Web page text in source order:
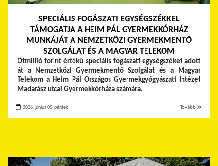
SPECIÁLIS FOGÁSZATI EGYSÉGSZÉKKEL
TÁMOGATJA A HEIM PÁL GYERMEKKÓRHÁZ
MUNKÁJÁT A NEMZETKÖZI GYERMEKMENTŐ
SZOLGÁLAT ÉS A MAGYAR TELEKOM
Ötmillió forint értékű speciális fogászati egységszéket adott
át a Nemzetközi Gyermekmentő Szolgálat és a Magyar
Telekom a Heim Pál Országos Gyermekgyógyászati Intézet
Madarász utcai Gyermekkórháza számára.
2026. június 05. péntek Tovább ≫